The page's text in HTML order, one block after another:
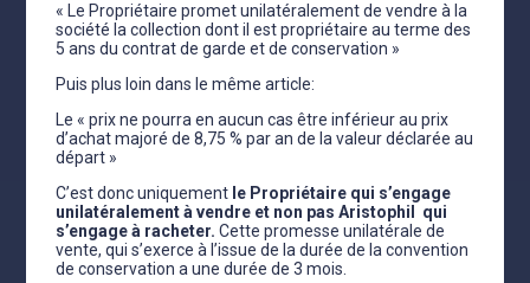
« Le Propriétaire promet unilatéralement de vendre à la
société la collection dont il est propriétaire au terme des
5 ans du contrat de garde et de conservation »
Puis plus loin dans le même article:
Le « prix ne pourra en aucun cas être inférieur au prix
d’achat majoré de 8,75 % par an de la valeur déclarée au
départ »
C’est donc uniquement le Propriétaire qui s’engage
unilatéralement à vendre et non pas Aristophil qui
s’engage à racheter.Cette promesse unilatérale de
vente, qui s’exerce à l’issue de la durée de la convention
de conservation a une durée de 3 mois.